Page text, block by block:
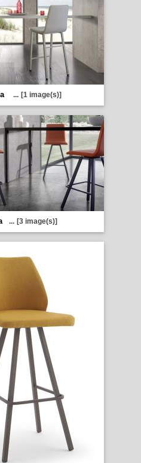
... [1 image(s)]
... [3 image(s)]